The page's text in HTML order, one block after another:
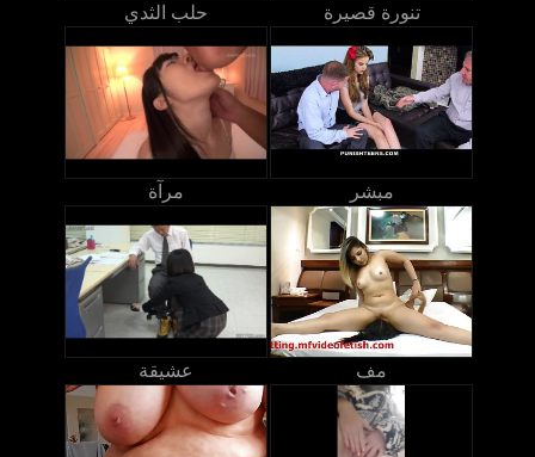
حلب الثدي تنورة قصيرة
مرآة مبشر
عشيقة مف